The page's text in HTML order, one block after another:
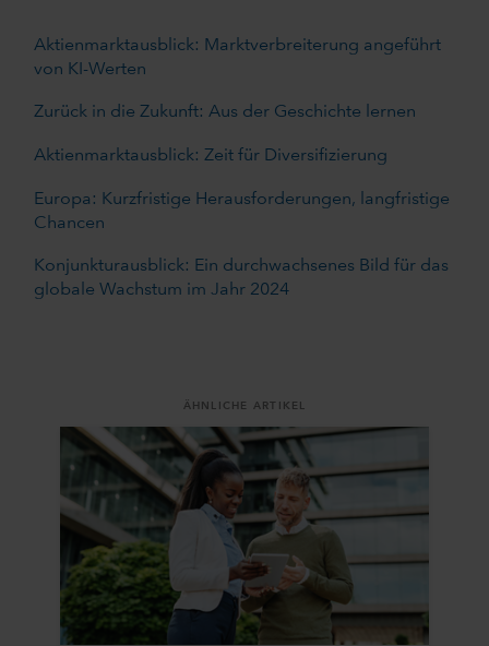
Aktienmarktausblick: Marktverbreiterung angeführt
von KI-Werten
Zurück in die Zukunft: Aus der Geschichte lernen
Aktienmarktausblick: Zeit für Diversifizierung
Europa: Kurzfristige Herausforderungen, langfristige
Chancen
Konjunkturausblick: Ein durchwachsenes Bild für das
globale Wachstum im Jahr 2024
ÄHNLICHE ARTIKEL